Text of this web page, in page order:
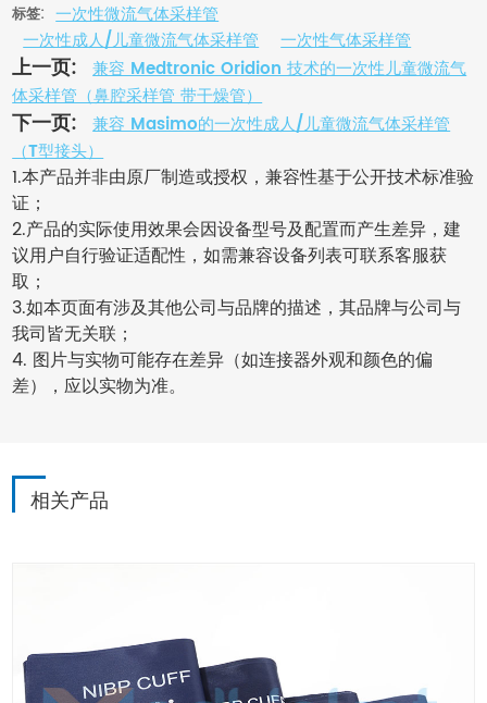
标签: 一次性微流气体采样管
一次性成人/儿童微流气体采样管
一次性气体采样管
上一页:
兼容 Medtronic Oridion 技术的一次性儿童微流气
体采样管（鼻腔采样管 带干燥管）
下一页:
兼容 Masimo的一次性成人/儿童微流气体采样管
（T型接头）
1.本产品并非由原厂制造或授权，兼容性基于公开技术标准验
证；
2.产品的实际使用效果会因设备型号及配置而产生差异，建
议用户自行验证适配性，如需兼容设备列表可联系客服获
取；
3.如本页面有涉及其他公司与品牌的描述，其品牌与公司与
我司皆无关联；
4. 图片与实物可能存在差异（如连接器外观和颜色的偏
差），应以实物为准。
相关产品